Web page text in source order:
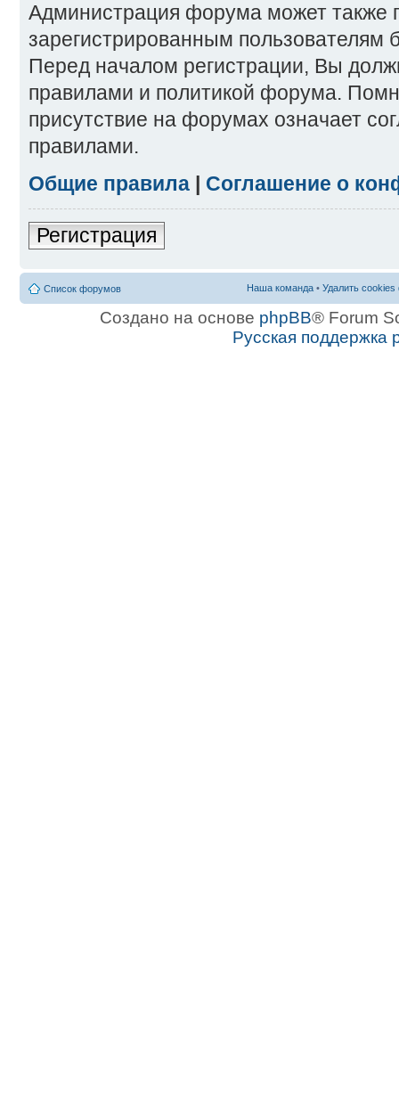
Администрация форума может также
зарегистрированным пользователям
Перед началом регистрации, Вы
правилами и политикой форума.
присутствие на форумах означает
правилами.
Общие правила
Соглашение о
Регистрация
Список форумов Наша команда • Удалить
Создано на основе phpBB® Forum
Русская поддержка